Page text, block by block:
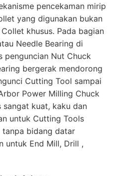
pencekaman mirip
yang digunakan bukan
khusus. Pada bagian
Needle Bearing di
penguncian Nut Chuck
bergerak mendorong
Cutting Tool sampai
Power Milling Chuck
kuat, kaku dan
untuk Cutting Tools
tanpa bidang datar
untuk End Mill, Drill ,